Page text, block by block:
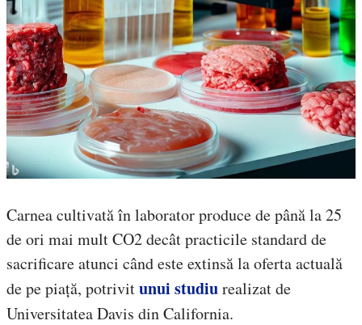
Carnea cultivată în laborator produce de până la 25
de ori mai mult CO2 decât practicile standard de
sacrificare atunci când este extinsă la oferta actuală
de pe piață, potrivitunui studiurealizat de
Universitatea Davis din California.